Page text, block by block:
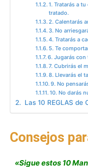
1. Tratarás a
tratado.
2. Calentarás
3. No
4. Tratarás a
5. Te
6. Jugarás
7. Cubrirás el
8. Llevarás el
9. No
10. No darás
Las 10 REGLAS de
Consejos
«Sigue estos 10